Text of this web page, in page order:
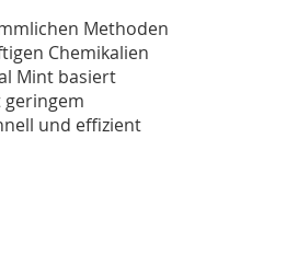
Methoden
Chemikalien
Mint basiert
und effizient